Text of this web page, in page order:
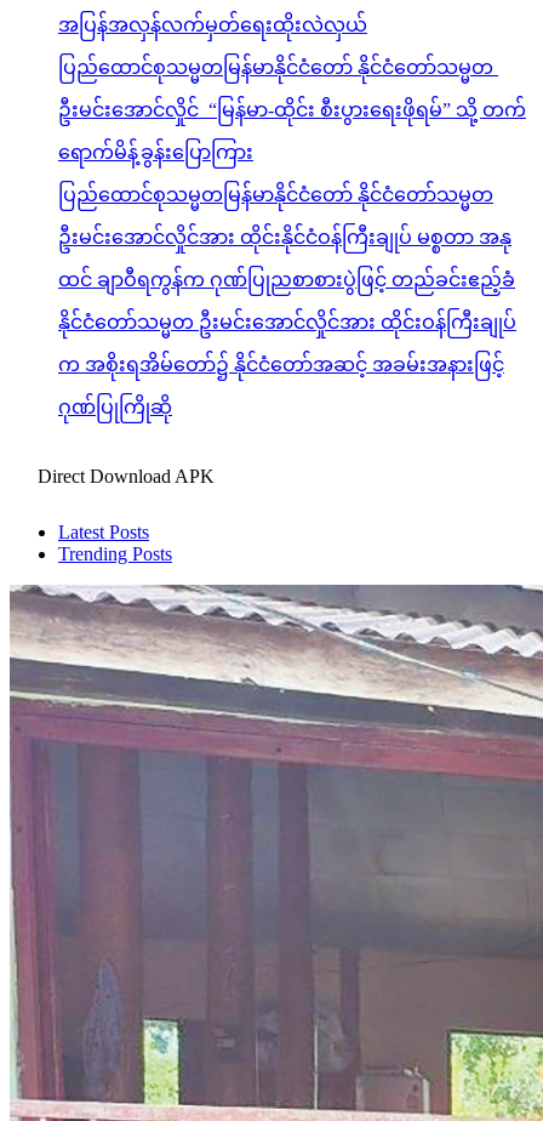
အပြန်အလှန်လက်မှတ်ရေးထိုးလဲလှယ်
ပြည်ထောင်စုသမ္မတမြန်မာနိုင်ငံတော် နိုင်ငံတော်သမ္မတ
ဦးမင်းအောင်လှိုင် “မြန်မာ-ထိုင်း စီးပွားရေးဖိုရမ်” သို့ တက်
ရောက်မိန့်ခွန်းပြောကြား
ပြည်ထောင်စုသမ္မတမြန်မာနိုင်ငံတော် နိုင်ငံတော်သမ္မတ
ဦးမင်းအောင်လှိုင်အား ထိုင်းနိုင်ငံဝန်ကြီးချုပ် မစ္စတာ အနု
ထင် ချာဝီရကွန်က ဂုဏ်ပြုညစာစားပွဲဖြင့် တည်ခင်းဧည့်ခံ
နိုင်ငံတော်သမ္မတ ဦးမင်းအောင်လှိုင်အား ထိုင်းဝန်ကြီးချုပ်
က အစိုးရအိမ်တော်၌ နိုင်ငံတော်အဆင့် အခမ်းအနားဖြင့်
ဂုဏ်ပြုကြိုဆို
Direct Download APK
Latest Posts
Trending Posts